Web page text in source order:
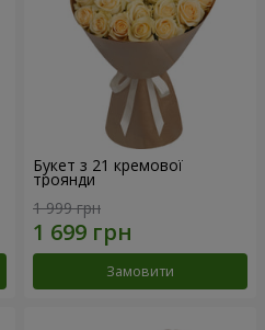
Букет з 21 кремової
троянди
1 999 грн
Замовити